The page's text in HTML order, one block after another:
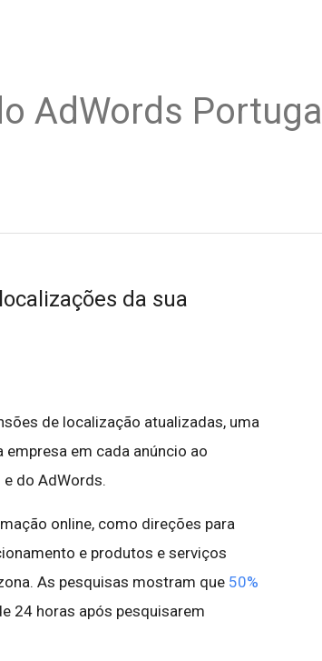
AdWords Portugal
da sua
de localização atualizadas, uma
em cada anúncio ao
do AdWords.
online, como direções para
e produtos e serviços
As pesquisas mostram que 50%
24 horas após pesquisarem